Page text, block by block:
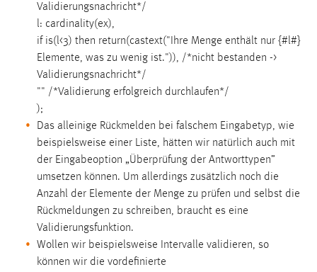
Validierungsnachricht*/
l: cardinality(ex),
if is(l<3) then return(castext("Ihre Menge enthält nur {#l#}
Elemente, was zu wenig ist.")), /*nicht bestanden ->
Validierungsnachricht*/
"" /*Validierung erfolgreich durchlaufen*/
);
Das alleinige Rückmelden bei falschem Eingabetyp, wie
beispielsweise einer Liste, hätten wir natürlich auch mit
der Eingabeoption „Überprüfung der Antworttypen”
umsetzen können. Um allerdings zusätzlich noch die
Anzahl der Elemente der Menge zu prüfen und selbst die
Rückmeldungen zu schreiben, braucht es eine
Validierungsfunktion.
Wollen wir beispielsweise Intervalle validieren, so
können wir die vordefinierte
Darstellung der Kacheln für die Karte
Cookie Laufzeit:
3 Monate